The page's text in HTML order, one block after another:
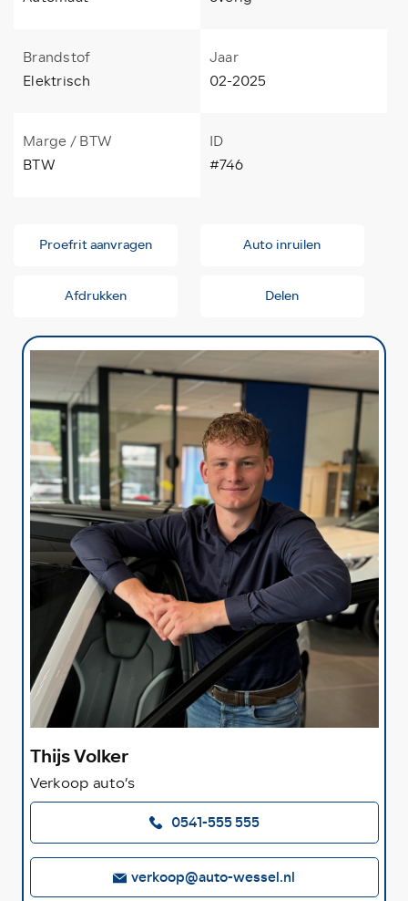
Brandstof
Elektrisch
Jaar
02-2025
Marge / BTW
BTW
ID
#746
Proefrit aanvragen Auto inruilen
Afdrukken Delen
Thijs Volker
Verkoop auto’s
0541-555 555
verkoop@auto-wessel.nl